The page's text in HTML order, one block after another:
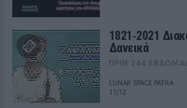
1821‑2021
Δανεικά
ΠΡΙΝ 244
LUNAR SPACE PATRA
17/12